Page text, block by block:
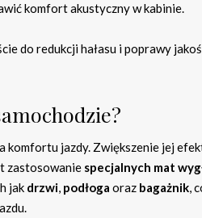
komfort akustyczny w kabinie.
do redukcji hałasu i poprawy
komfortu jazdy. Zwiększenie jej
zastosowanie specjalnych mat
jak drzwi, podłoga oraz bagażnik,